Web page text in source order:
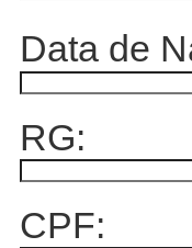
Data de
RG:
CPF: